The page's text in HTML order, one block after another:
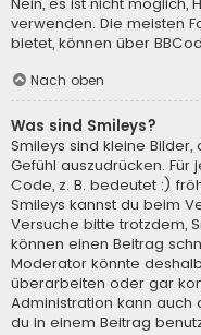
Nein, es ist nicht möglich,
verwenden. Die meisten
bietet, können über
Nach oben
Was sind Smileys?
Smileys sind kleine
Gefühl auszudrücken.
Code, z. B. bedeutet :)
Smileys kannst du beim
Versuche bitte trotzdem,
können einen Beitrag
Moderator könnte
überarbeiten oder gar
Administration kann auch
du in einem Beitrag